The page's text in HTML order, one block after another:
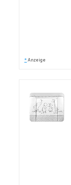
* Anzeige